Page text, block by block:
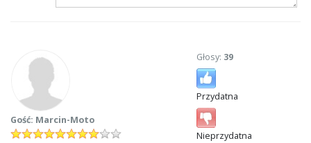
Gość: Marcin-Moto
Głosy: 39
Przydatna
Nieprzydatna